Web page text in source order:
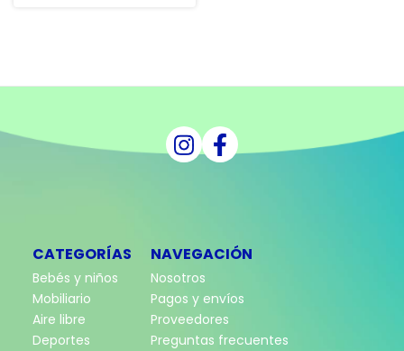
CATEGORÍAS
Bebés y niños
Mobiliario
Aire libre
Deportes
NAVEGACIÓN
Nosotros
Pagos y envíos
Proveedores
Preguntas frecuentes